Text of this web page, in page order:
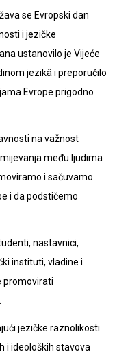
se Evropski dan
i jezičke
ustanovilo je Vijeće
jezikâ i preporučilo
Evrope prigodno
na važnost
među ljudima
i sačuvamo
i da podstičemo
nastavnici,
instituti, vladine i
promovirati
jezičke raznolikosti
i ideoloških stavova